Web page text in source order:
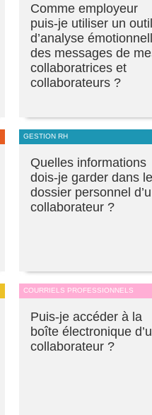
Comme employeur
puis-je utiliser un outil
d’analyse
des messages de
collaboratrices et
collaborateurs ?
GESTION RH
Quelles informations
dois-je garder dans le
dossier personnel
collaborateur ?
COURRIELS PROFESSIONNELS
Puis-je accéder à la
boîte électronique
collaborateur ?